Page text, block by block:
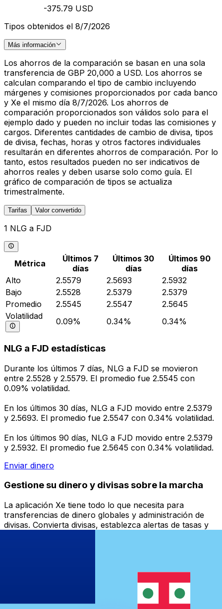
-375.79 USD
Tipos obtenidos el 8/7/2026
Más información
Los ahorros de la comparación se basan en una sola
transferencia de GBP 20,000 a USD. Los ahorros se
calculan comparando el tipo de cambio incluyendo
márgenes y comisiones proporcionados por cada banco
y Xe el mismo día 8/7/2026. Los ahorros de
comparación proporcionados son válidos solo para el
ejemplo dado y pueden no incluir todas las comisiones y
cargos. Diferentes cantidades de cambio de divisa, tipos
de divisa, fechas, horas y otros factores individuales
resultarán en diferentes ahorros de comparación. Por lo
tanto, estos resultados pueden no ser indicativos de
ahorros reales y deben usarse solo como guía. El
gráfico de comparación de tipos se actualiza
trimestralmente.
Tarifas Valor convertido
1 NLG a FJD
Métrica
Últimos 7
días
Últimos 30
días
Últimos 90
días
Alto
2.5579 2.5693
2.5932
Bajo
2.5528 2.5379
2.5379
Promedio
2.5545 2.5547
2.5645
Volatilidad
0.09% 0.34% 0.34%
NLG a FJD estadísticas
Durante los últimos 7 días, NLG a FJD se movieron
entre 2.5528 y 2.5579. El promedio fue 2.5545 con
0.09% volatilidad.
En los últimos 30 días, NLG a FJD movido entre 2.5379
y 2.5693. El promedio fue 2.5547 con 0.34% volatilidad.
En los últimos 90 días, NLG a FJD movido entre 2.5379
y 2.5932. El promedio fue 2.5645 con 0.34% volatilidad.
Enviar dinero
Gestione su dinero y divisas sobre la marcha
La aplicación Xe tiene todo lo que necesita para
transferencias de dinero globales y administración de
divisas. Convierta divisas, establezca alertas de tasas y